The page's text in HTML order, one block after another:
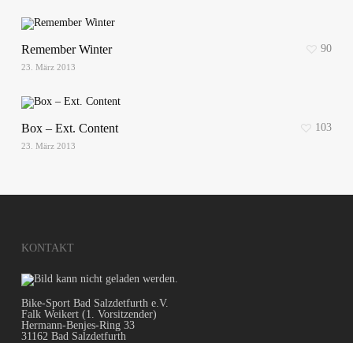
Remember Winter
23. März 2013
90
Box – Ext. Content
23. März 2013
103
KONTAKT
Bike-Sport Bad Salzdetfurth e.V.
Falk Weikert (1. Vorsitzender)
Hermann-Benjes-Ring 33
31162 Bad Salzdetfurth